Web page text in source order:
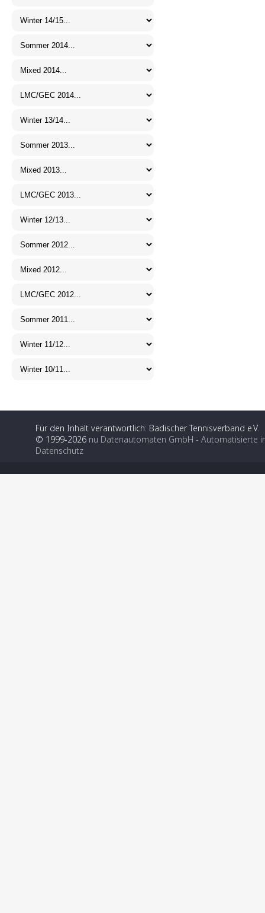
Für den Inhalt verantwortlich: Badischer Tennisverband e.V.
© 1999-2026 nu Datenautomaten GmbH - Automatisierte
Datenschutz